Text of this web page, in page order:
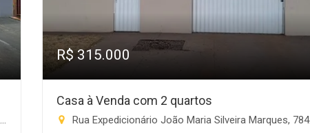
R$ 315.000
Casa à Venda com 2 quartos
Rua Expedicionário João Maria Silveira Marques, 784 - Nova Rio Brilhante, Rio Brilhante-MS